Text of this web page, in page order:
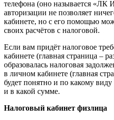
телефона (оно называется «ЛК
авторизации не позволяет
кабинете, но с его помощью
своих расчётов с налоговой.
Если вам придёт налоговое
кабинете (главная страница –
образовалась налоговая
в личном кабинете (главная
будет понятно и по какому
и в какой сумме.
Налоговый кабинет физлица